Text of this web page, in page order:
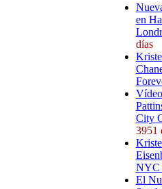
en
días
City
3951
NYC
El